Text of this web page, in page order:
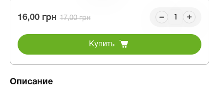
16,00 грн 17,00 грн
Купить
Описание